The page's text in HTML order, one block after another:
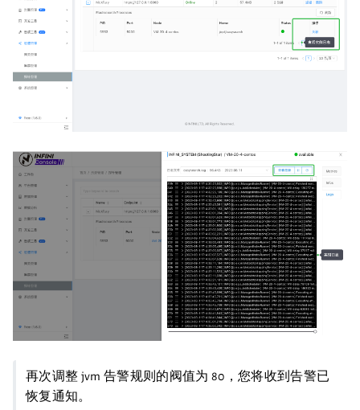
再次调整 jvm 告警规则的阀值为 80，您将收到告警已
恢复通知。